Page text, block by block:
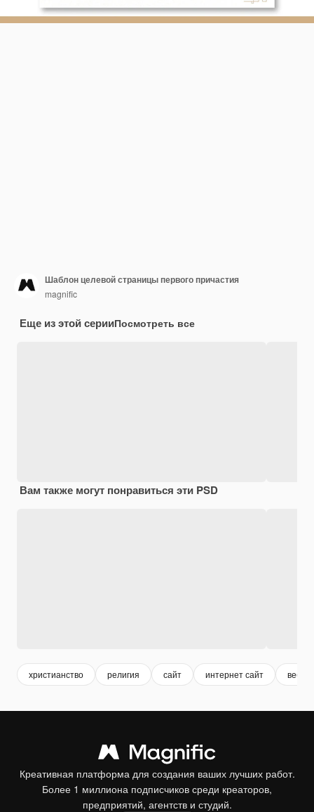
Шаблон целевой страницы первого причастия
magnific
Еще из этой серииПосмотреть все
Вам также могут понравиться эти PSD
христианство религия сайт интернет сайт веб-
Креативная платформа для создания ваших лучших работ.
Более 1 миллиона подписчиков среди креаторов,
предприятий, агентств и студий.